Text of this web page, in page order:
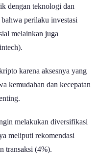
dengan teknologi dan
perilaku investasi
melainkan juga
karena aksesnya yang
kemudahan dan kecepatan
melakukan diversifikasi
meliputi rekomendasi
transaksi (4%).